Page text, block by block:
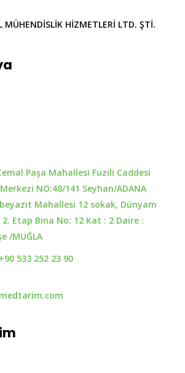
MÜHENDİSLİK HİZMETLERİ LTD. ŞTİ.
Paşa Mahallesi Fuzili Caddesi
NO:48/141 Seyhan/ADANA
Mahallesi 12 sokak, Dünyam
2. Etap Bina No: 12 Kat : 2 Daire :
/MUĞLA
533 252 23 90